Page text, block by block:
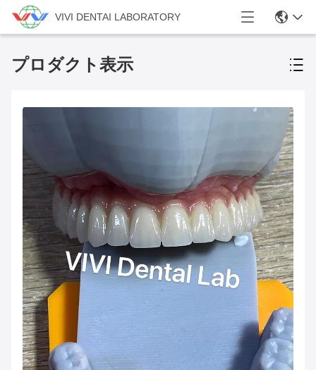
VIVI DENTAI LABORATORY
プロダクト表示